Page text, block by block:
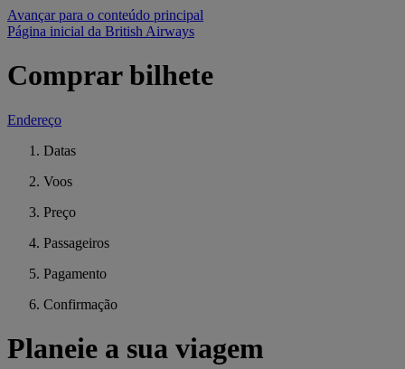
Avançar para o conteúdo principal
Página inicial da British Airways
Comprar bilhete
Endereço
Datas
Voos
Preço
Passageiros
Pagamento
Confirmação
Planeie a sua viagem